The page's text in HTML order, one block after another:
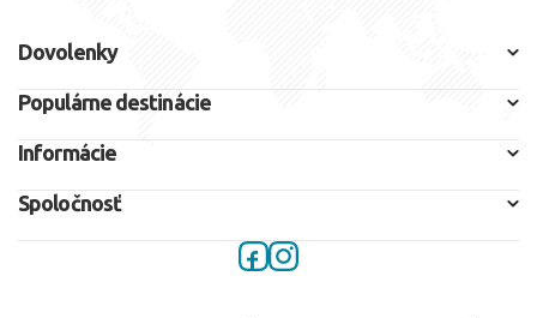
Dovolenky
Populárne destinácie
Informácie
Spoločnosť